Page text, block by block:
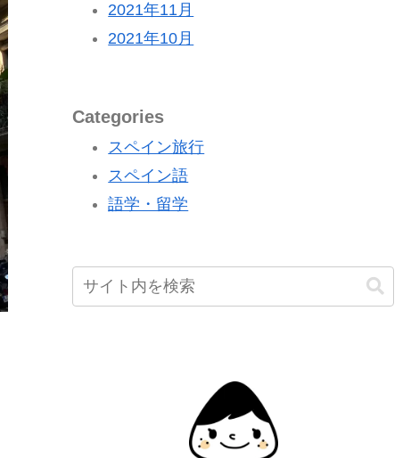
2021年11月
2021年10月
Categories
スペイン旅行
スペイン語
語学・留学